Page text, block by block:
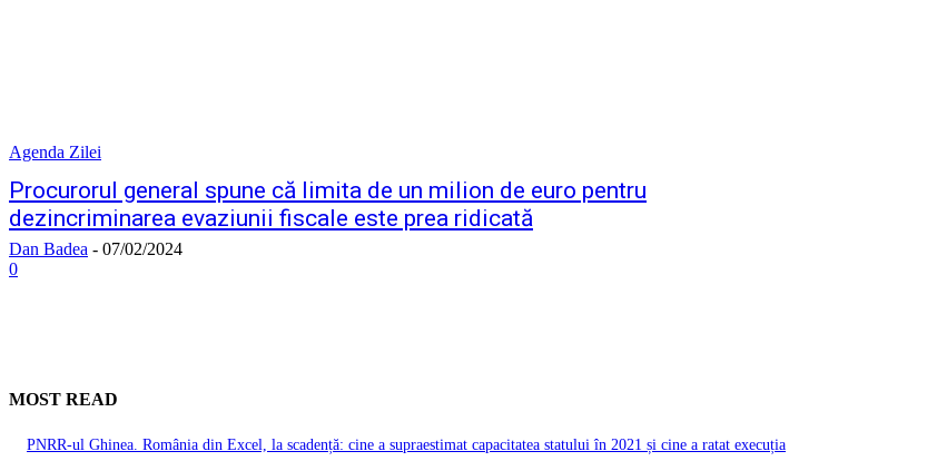
Agenda Zilei
Procurorul general spune că limita de un milion de euro pentru
dezincriminarea evaziunii fiscale este prea ridicată
Dan Badea - 07/02/2024
0
MOST READ
PNRR-ul Ghinea. România din Excel, la scadență: cine a supraestimat capacitatea statului în 2021 și cine a ratat execuția